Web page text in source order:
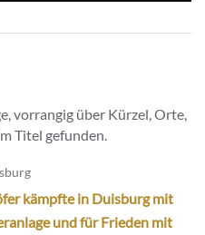
vorrangig über Kürzel, Orte,
Titel gefunden.
kämpfte in Duisburg mit
und für Frieden mit